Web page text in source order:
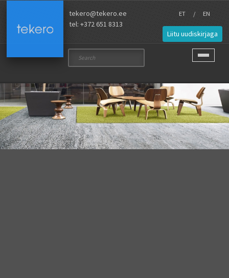
tekero@tekero.ee
tel: +372 651 8313
ET EN
Liitu uudiskirjaga
Search
Toggle